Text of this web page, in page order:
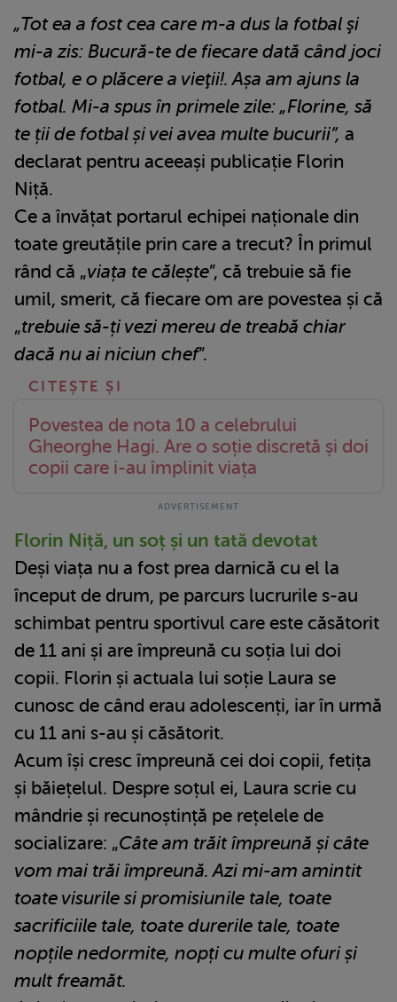
„Tot ea a fost cea care m-a dus la fotbal şi
mi-a zis: Bucură-te de fiecare dată când joci
fotbal, e o plăcere a vieţii!. Așa am ajuns la
fotbal. Mi-a spus în primele zile: „Florine, să
te ții de fotbal și vei avea multe bucurii”, a
declarat pentru aceeași publicație Florin
Niță.
Ce a învățat portarul echipei naționale din
toate greutățile prin care a trecut? În primul
rând că „viața te călește”, că trebuie să fie
umil, smerit, că fiecare om are povestea și că
„trebuie să-ți vezi mereu de treabă chiar
dacă nu ai niciun chef”.
Povestea de nota 10 a celebrului
Gheorghe Hagi. Are o soție discretă și doi
copii care i-au împlinit viața
Florin Niță, un soț și un tată devotat
Deși viața nu a fost prea darnică cu el la
început de drum, pe parcurs lucrurile s-au
schimbat pentru sportivul care este căsătorit
de 11 ani și are împreună cu soția lui doi
copii. Florin și actuala lui soție Laura se
cunosc de când erau adolescenți, iar în urmă
cu 11 ani s-au și căsătorit.
Acum își cresc împreună cei doi copii, fetița
și băiețelul. Despre soțul ei, Laura scrie cu
mândrie și recunoștință pe rețelele de
socializare: „Câte am trăit împreună și câte
vom mai trăi împreună. Azi mi-am amintit
toate visurile si promisiunile tale, toate
sacrificiile tale, toate durerile tale, toate
nopțile nedormite, nopți cu multe ofuri și
mult freamăt.